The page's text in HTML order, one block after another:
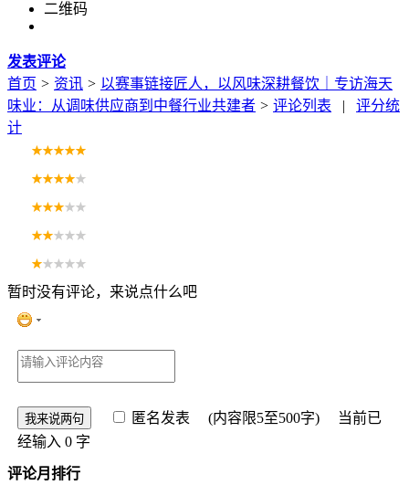
二维码
发表评论
首页 > 资讯 > 以赛事链接匠人，以风味深耕餐饮｜专访海天
味业：从调味供应商到中餐行业共建者 > 评论列表 | 评分统
计
暂时没有评论，来说点什么吧
匿名发表
(内容限5至500字) 当前已
经输入 0 字
评论月排行